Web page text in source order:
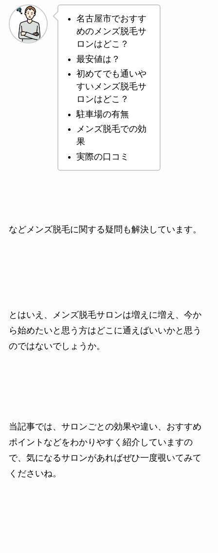
名古屋市でおすす
めのメンズ脱毛サ
ロンはどこ？
最安値は？
初めてでも通いや
すいメンズ脱毛サ
ロンはどこ？
駐車場の有無
メンズ脱毛での効
果
実際の口コミ
などメンズ脱毛に関する疑問も解決しています。
とはいえ、メンズ脱毛サロンは増えに増え、今か
ら始めたいと思う方はどこに通えばいいかと思う
のではないでしょうか。
当記事では、 サロンごとの効果や違い、おすすめ
ポイント などをわかりやすく紹介していますの
で、気になるサロンがあればぜひ一度覗いてみて
くださいね。